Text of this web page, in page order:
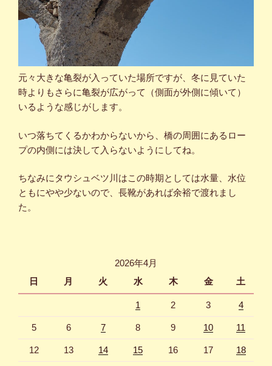
元々大きな亀裂が入っていた場所ですが、冬に見ていた
時よりもさらに亀裂が広がって（側面が外側に傾いて）
いるような感じがします。
いつ落ちてくるかわからないから、橋の周囲にあるロー
プの内側には決して入らないようにしてね。
ちなみにタウシュベツ川はこの時期としては水量、水位
ともにやや少ないので、長靴があれば余裕で渡れまし
た。
2026年4月
日
月 火 水 木 金 土
1 2 3 4
5 6 7 8 9 10 11
12 13 14 15 16 17 18